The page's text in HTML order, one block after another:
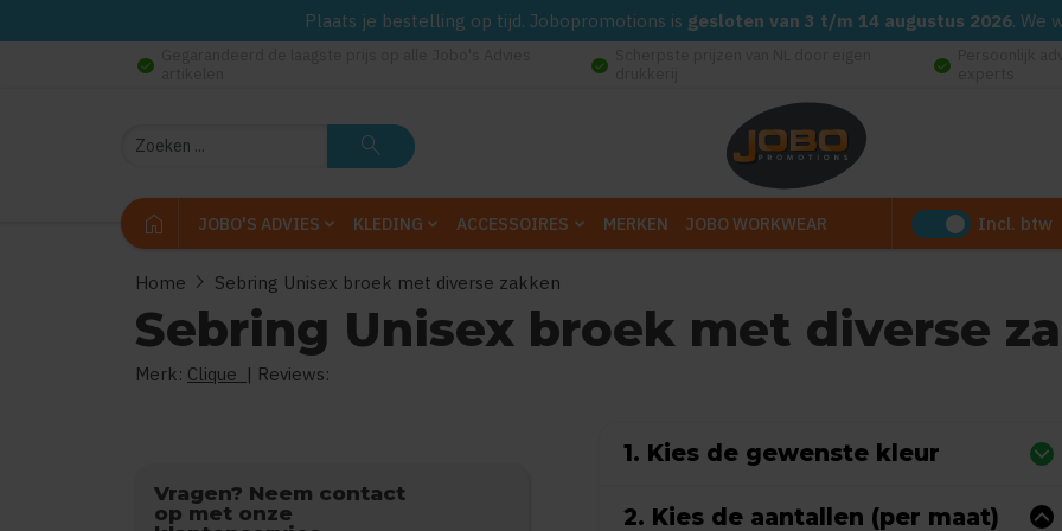
Plaats je bestelling op tijd. Jobopromotions is gesloten van 3 t/m 14 augustus 2026. We
check_circle check_circle check_circle
Zoeken search
home JOBO'S ADVIES KLEDING ACCESSOIRES MERKEN JOBO WORKWEAR Incl. btw
Home chevron_right Sebring Unisex broek met diverse zakken
Sebring Unisex broek met diverse
Merk: Clique | Reviews:
Vragen? Neem contact
op met onze
1. Kies de gewenste kleur
2. Kies de aantallen (per maat)